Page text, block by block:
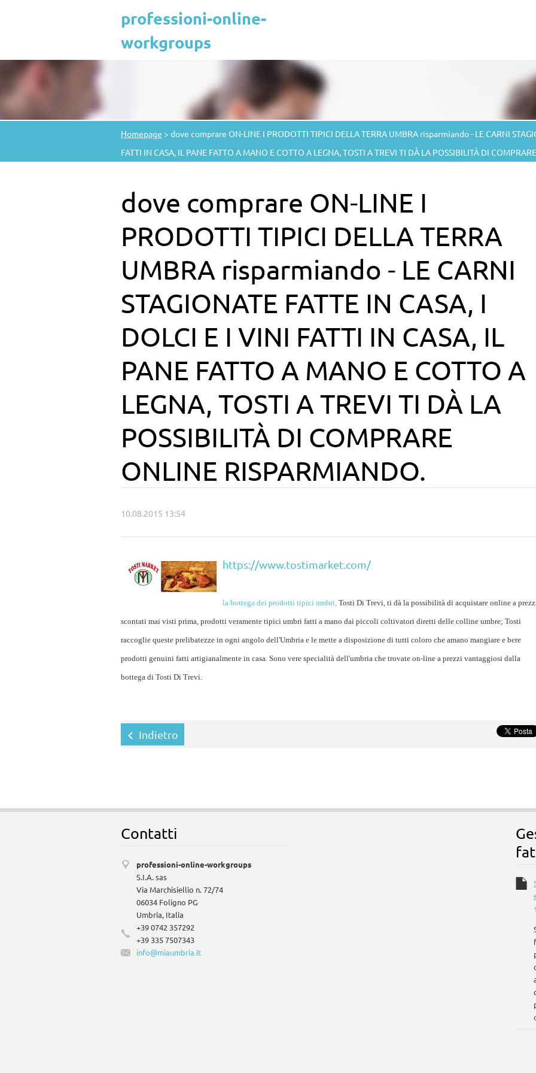
professioni-online-
workgroups
Homepage > dove comprare ON-LINE I PRODOTTI TIPICI DELLA TERRA UMBRA risparmiando - LE CARNI
FATTI IN CASA, IL PANE FATTO A MANO E COTTO A LEGNA, TOSTI A TREVI TI DÀ LA POSSIBILITÀ DI
dove comprare ON-LINE I
PRODOTTI TIPICI DELLA TERRA
UMBRA risparmiando - LE CARNI
STAGIONATE FATTE IN CASA, I
DOLCI E I VINI FATTI IN CASA, IL
PANE FATTO A MANO E COTTO A
LEGNA, TOSTI A TREVI TI DÀ LA
POSSIBILITÀ DI COMPRARE
ONLINE RISPARMIANDO.
10.08.2015 13:54
https://www.tostimarket.com/
la bottega dei prodotti tipici umbri, Tosti Di Trevi, ti dà la possibilità di acquistare online a
scontati mai visti prima, prodotti veramente tipici umbri fatti a mano dai piccoli coltivatori diretti delle colline umbre; Tosti
raccoglie queste prelibatezze in ogni angolo dell'Umbria e le mette a disposizione di tutti coloro che amano mangiare e bere
prodotti genuini fatti artigianalmente in casa. Sono vere specialità dell'umbria che trovate on-line a prezzi vantaggiosi dalla
bottega di Tosti Di Trevi.
Indietro
Contatti
professioni-online-workgroups
S.I.A. sas
Via Marchisiellio n. 72/74
06034 Foligno PG
Umbria, Italia
+39 0742 357292
+39 335 7507343
info@miaumbria.it